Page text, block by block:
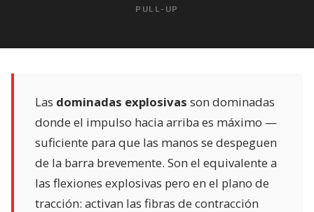
PULL-UP
Las dominadas explosivas son dominadas
donde el impulso hacia arriba es máximo —
suficiente para que las manos se despeguen
de la barra brevemente. Son el equivalente a
las flexiones explosivas pero en el plano de
tracción: activan las fibras de contracción